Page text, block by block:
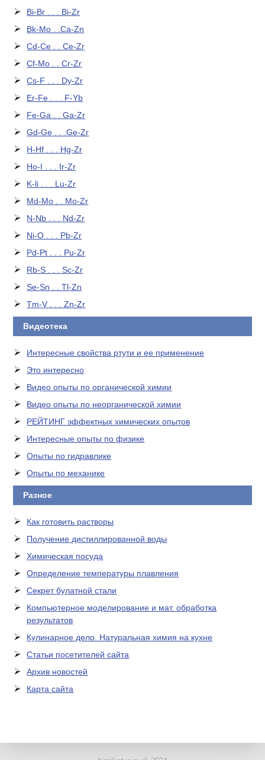
Bi-Br . . . Bi-Zr
Bk-Mo . .Ca-Zn
Cd-Ce . . Ce-Zr
Cf-Mo . . Cr-Zr
Cs-F . . . Dy-Zr
Er-Fe . . . F-Yb
Fe-Ga . . Ga-Zr
Gd-Ge . . .Ge-Zr
H-Hf . . . Hg-Zr
Ho-I . . . Ir-Zr
K-li . . . Lu-Zr
Md-Mo . . Mo-Zr
N-Nb . . . Nd-Zr
Ni-O . . . Pb-Zr
Pd-Pt . . . Pu-Zr
Rb-S . . . Sc-Zr
Se-Sn . . Tl-Zn
Tm-V . . . Zn-Zr
Видеотека
Интересные свойства ртути и ее применение
Это интересно
Видео опыты по органической химии
Видео опыты по неорганической химии
РЕЙТИНГ эффектных химических опытов
Интересные опыты по физике
Опыты по гидравлике
Опыты по механике
Разное
Как готовить растворы
Получение дистиллированной воды
Химическая посуда
Определение температуры плавления
Секрет булатной стали
Компьютерное моделирование и мат. обработка
результатов
Кулинарное дело. Натуральная химия на кухне
Статьи посетителей сайта
Архив новостей
Карта сайта